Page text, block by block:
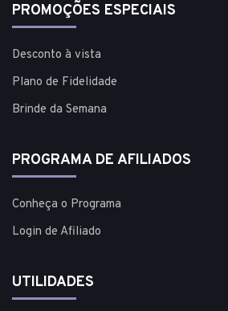
PROMOÇÕES ESPECIAIS
Desconto à vista
Plano de Fidelidade
Brinde da Semana
PROGRAMA DE AFILIADOS
Conheça o Programa
Login de Afiliado
UTILIDADES